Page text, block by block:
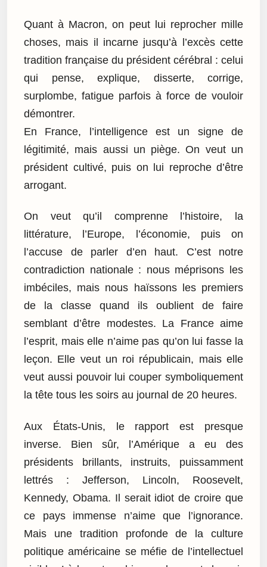
Quant à Macron, on peut lui reprocher mille
choses, mais il incarne jusqu’à l’excès cette
tradition française du président cérébral : celui
qui pense, explique, disserte, corrige,
surplombe, fatigue parfois à force de vouloir
démontrer.
En France, l’intelligence est un signe de
légitimité, mais aussi un piège. On veut un
président cultivé, puis on lui reproche d’être
arrogant.
On veut qu’il comprenne l’histoire, la
littérature, l’Europe, l’économie, puis on
l’accuse de parler d’en haut. C’est notre
contradiction nationale : nous méprisons les
imbéciles, mais nous haïssons les premiers
de la classe quand ils oublient de faire
semblant d’être modestes. La France aime
l’esprit, mais elle n’aime pas qu’on lui fasse la
leçon. Elle veut un roi républicain, mais elle
veut aussi pouvoir lui couper symboliquement
la tête tous les soirs au journal de 20 heures.
Aux États-Unis, le rapport est presque
inverse. Bien sûr, l’Amérique a eu des
présidents brillants, instruits, puissamment
lettrés : Jefferson, Lincoln, Roosevelt,
Kennedy, Obama. Il serait idiot de croire que
ce pays immense n’aime que l’ignorance.
Mais une tradition profonde de la culture
politique américaine se méfie de l’intellectuel